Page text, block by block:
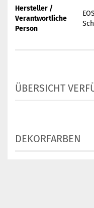
Hersteller /
Verantwortliche
Person
ÜBERSICHT
DEKORFARBEN